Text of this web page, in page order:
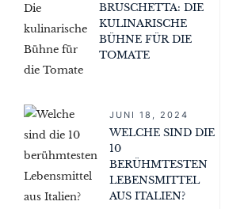
BRUSCHETTA: DIE
KULINARISCHE
BÜHNE FÜR DIE
TOMATE
JUNI 18, 2024
WELCHE SIND DIE
10
BERÜHMTESTEN
LEBENSMITTEL
AUS ITALIEN?